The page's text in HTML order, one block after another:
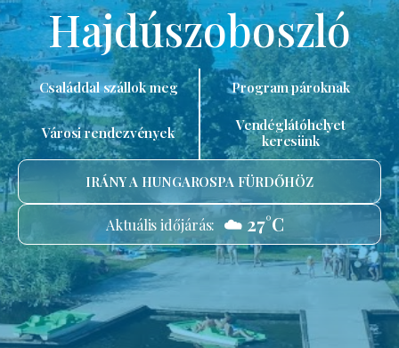
Hajdúszoboszló
Családdal szállok meg Program pároknak
Városi rendezvények
Vendéglátóhelyet
keresünk
IRÁNY A HUNGAROSPA FÜRDŐHÖZ
Aktuális időjárás: ☁️ 27°C